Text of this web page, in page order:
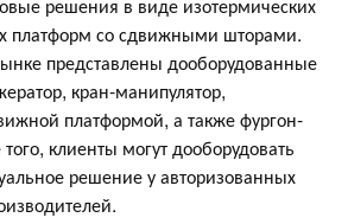
платформ со сдвижными шторами.
представлены дооборудованные
кран-манипулятор,
платформой, а также фургон-
клиенты могут дооборудовать
решение у авторизованных